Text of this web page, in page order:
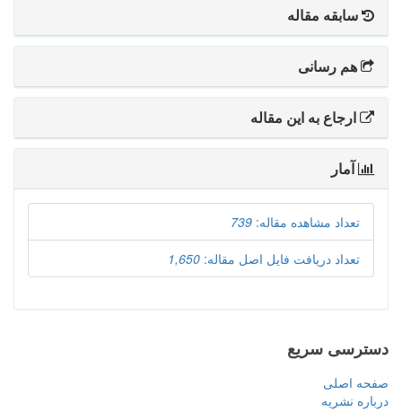
سابقه مقاله
هم رسانی
ارجاع به این مقاله
آمار
تعداد مشاهده مقاله: 739
تعداد دریافت فایل اصل مقاله: 1,650
دسترسی سریع
صفحه اصلی
درباره نشریه